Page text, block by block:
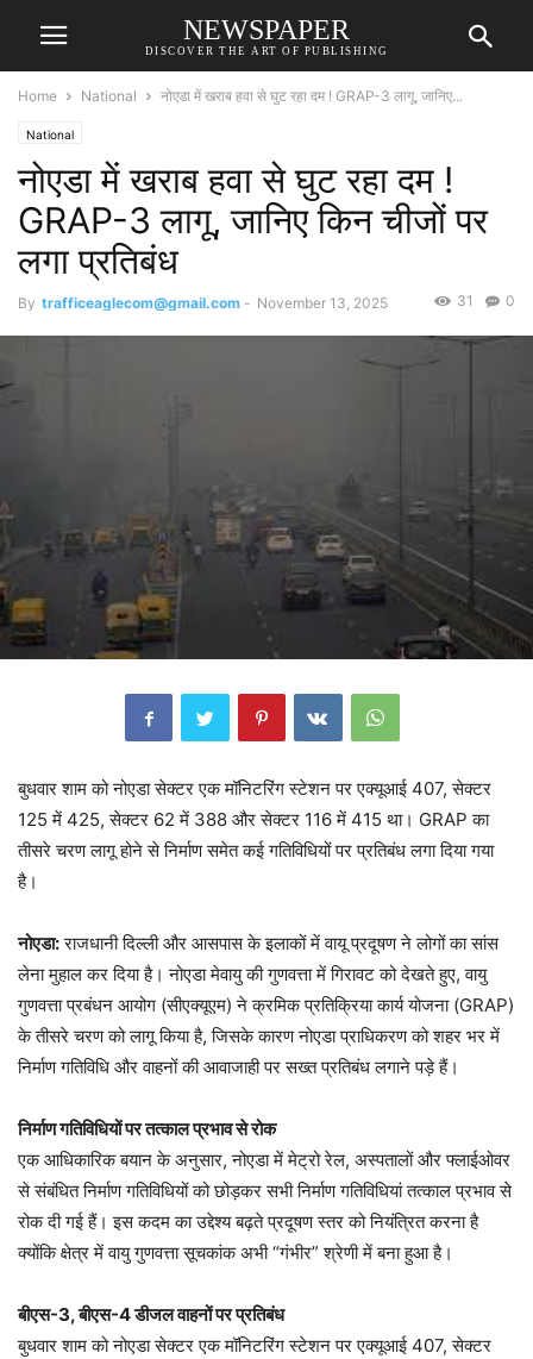
NEWSPAPER
DISCOVER THE ART OF PUBLISHING
Home National नोएडा में खराब हवा से घुट रहा दम ! GRAP-3 लागू, जानिए...
National
नोएडा में खराब हवा से घुट रहा दम !
GRAP-3 लागू, जानिए किन चीजों पर
लगा प्रतिबंध
By trafficeaglecom@gmail.com - November 13, 2025 0
31
बुधवार शाम को नोएडा सेक्टर एक मॉनिटरिंग स्टेशन पर एक्यूआई 407, सेक्टर
125 में 425, सेक्टर 62 में 388 और सेक्टर 116 में 415 था। GRAP का
तीसरे चरण लागू होने से निर्माण समेत कई गतिविधियों पर प्रतिबंध लगा दिया गया
है।
नोएडा:राजधानी दिल्ली और आसपास के इलाकों में वायू प्रदूषण ने लोगों का सांस
लेना मुहाल कर दिया है। नोएडा मेवायु की गुणवत्ता में गिरावट को देखते हुए, वायु
गुणवत्ता प्रबंधन आयोग (सीएक्यूएम) ने क्रमिक प्रतिक्रिया कार्य योजना (GRAP)
के तीसरे चरण को लागू किया है, जिसके कारण नोएडा प्राधिकरण को शहर भर में
निर्माण गतिविधि और वाहनों की आवाजाही पर सख्त प्रतिबंध लगाने पड़े हैं।
निर्माण गतिविधियों पर तत्काल प्रभाव से रोक
एक आधिकारिक बयान के अनुसार, नोएडा में मेट्रो रेल, अस्पतालों और फ्लाईओवर
से संबंधित निर्माण गतिविधियों को छोड़कर सभी निर्माण गतिविधियां तत्काल प्रभाव से
रोक दी गई हैं। इस कदम का उद्देश्य बढ़ते प्रदूषण स्तर को नियंत्रित करना है
क्योंकि क्षेत्र में वायु गुणवत्ता सूचकांक अभी “गंभीर” श्रेणी में बना हुआ है।
बीएस-3, बीएस-4 डीजल वाहनों पर प्रतिबंध
बुधवार शाम को नोएडा सेक्टर एक मॉनिटरिंग स्टेशन पर एक्यूआई 407, सेक्टर